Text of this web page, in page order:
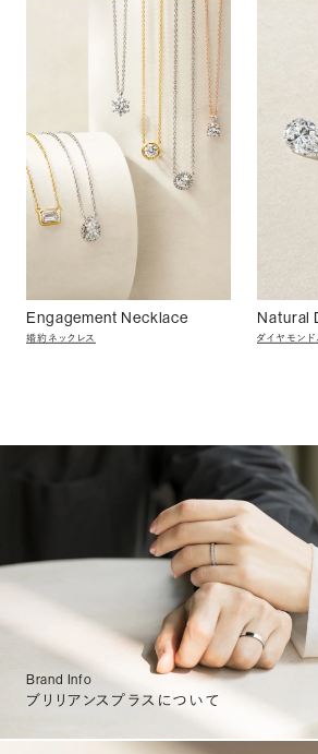
Engagement Necklace
婚約ネックレス
Natural
ダイヤモン
Brand Info
ブリリアンスプラスについて